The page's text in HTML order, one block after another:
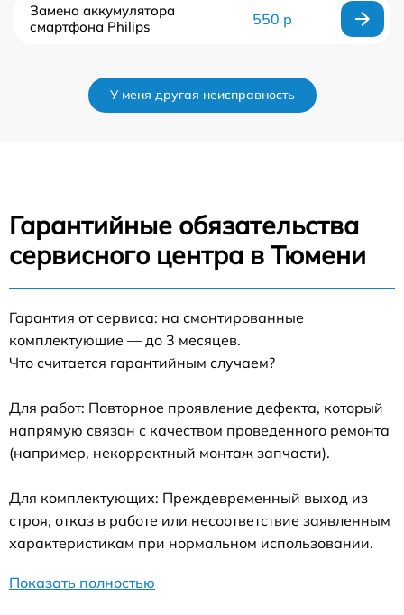
Замена аккумулятора
смартфона Philips
550 р
У меня другая неисправность
Гарантийные обязательства
сервисного центра в Тюмени
Гарантия от сервиса: на смонтированные
комплектующие — до 3 месяцев.
Что считается гарантийным случаем?
Для работ: Повторное проявление дефекта, который
напрямую связан с качеством проведенного ремонта
(например, некорректный монтаж запчасти).
Для комплектующих: Преждевременный выход из
строя, отказ в работе или несоответствие заявленным
характеристикам при нормальном использовании.
Показать полностью